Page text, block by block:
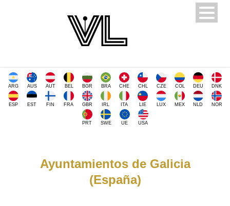
ARG AUS AUT BEL BGR BRA CHE CHL CZE COL DEU DNK
ESP EST FIN FRA GBR IRL ITA LIE LUX MEX NLD NOR
PRT SWE UE USA
Ayuntamientos de Galicia
(España)